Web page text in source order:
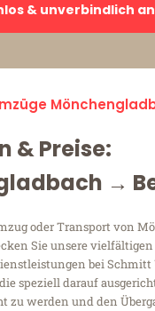
& unverbindlich
& Preise:
→
oder Transport von
Sie unsere
bei Schmitt
speziell darauf
zu werden und den